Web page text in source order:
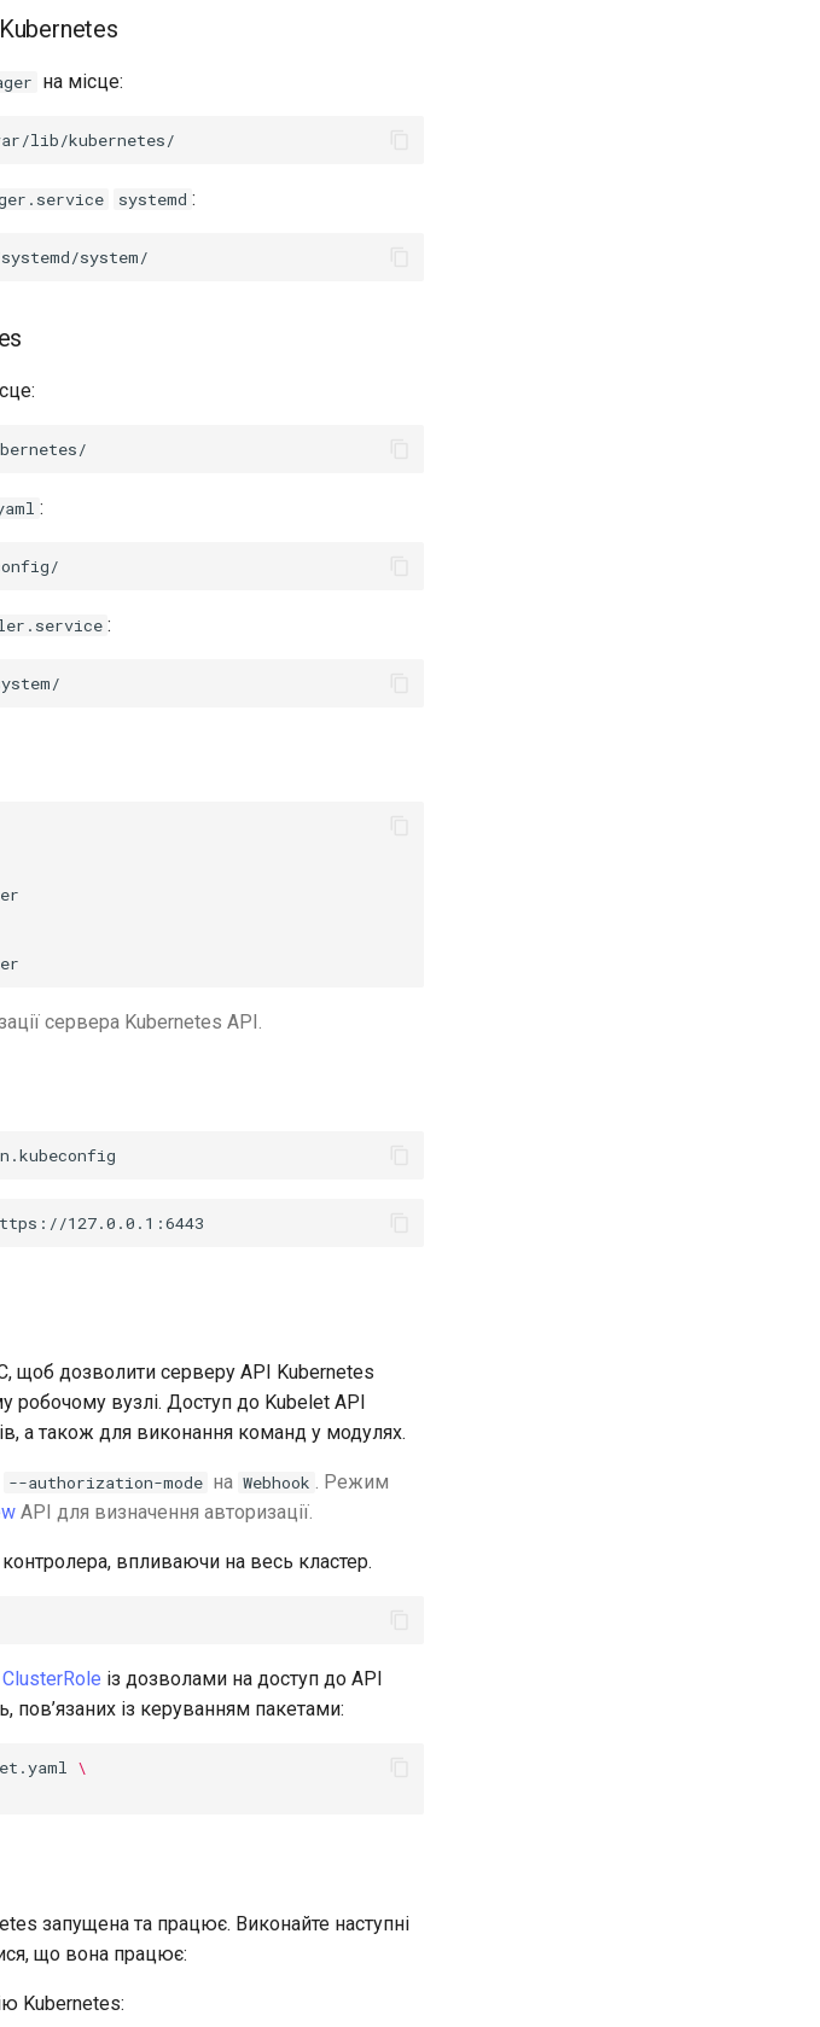
на місце:
systemd :
:
:
сервера Kubernetes API.
щоб дозволити серверу API Kubernetes
робочому вузлі. Доступ до Kubelet API
а також для виконання команд у модулях.
--authorization-mode на Webhook . Режим
API для визначення авторизації.
впливаючи на весь кластер.
ClusterRole із дозволами на доступ до API
із керуванням пакетами:
\
запущена та працює. Виконайте наступні
що вона працює:
Kubernetes: